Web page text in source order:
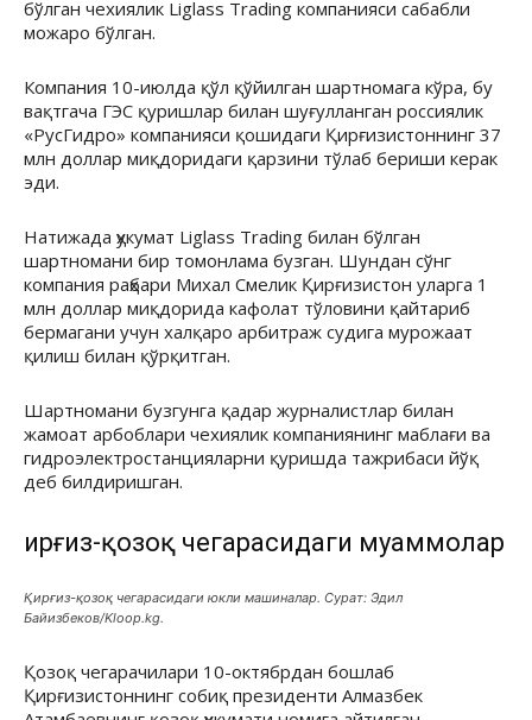
бўлган чехиялик Liglass Trading компанияси сабабли
можаро бўлган.
Компания 10-июлда қўл қўйилган шартномага кўра, бу
вақтгача ГЭС қуришлар билан шуғулланган россиялик
«РусГидро» компанияси қошидаги Қирғизистоннинг 37
млн доллар миқдоридаги қарзини тўлаб бериши керак
эди.
Натижада ҳукумат Liglass Trading билан бўлган
шартномани бир томонлама бузган. Шундан сўнг
компания раҳбари Михал Смелик Қирғизистон уларга 1
млн доллар миқдорида кафолат тўловини қайтариб
бермагани учун халқаро арбитраж судига мурожаат
қилиш билан қўрқитган.
Шартномани бузгунга қадар журналистлар билан
жамоат арбоблари чехиялик компаниянинг маблағи ва
гидроэлектростанцияларни қуришда тажрибаси йўқ
деб билдиришган.
Қирғиз-қозоқ чегарасидаги муаммолар
Қирғиз-қозоқ чегарасидаги юкли машиналар. Сурат: Эдил
Байизбеков/Kloop.kg.
Қозоқ чегарачилари 10-октябрдан бошлаб
Қирғизистоннинг собиқ президенти Алмазбек